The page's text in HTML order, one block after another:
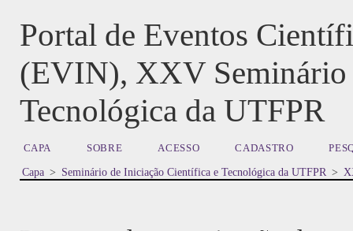
Portal de Eventos
(EVIN), XXV Seminário
Tecnológica da UTFPR
CAPA SOBRE ACESSO CADASTRO
Capa > Seminário de Iniciação Científica e Tecnológica da UTFPR >